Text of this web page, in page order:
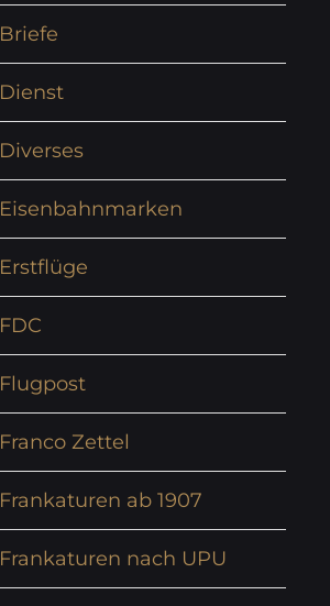
Briefe
Dienst
Diverses
Eisenbahnmarken
Erstflüge
FDC
Flugpost
Franco Zettel
Frankaturen ab 1907
Frankaturen nach UPU